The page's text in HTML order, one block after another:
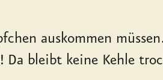
auskommen
Da bleibt keine Kehle